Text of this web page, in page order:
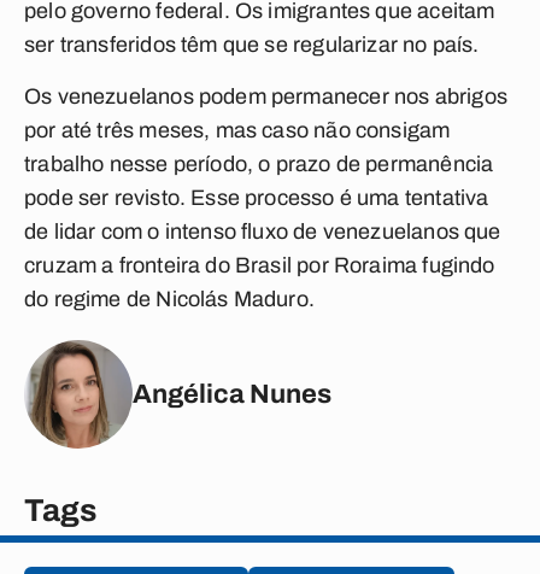
pelo governo federal. Os imigrantes que aceitam
ser transferidos têm que se regularizar no país.
Os venezuelanos podem permanecer nos abrigos
por até três meses, mas caso não consigam
trabalho nesse período, o prazo de permanência
pode ser revisto. Esse processo é uma tentativa
de lidar com o intenso fluxo de venezuelanos que
cruzam a fronteira do Brasil por Roraima fugindo
do regime de Nicolás Maduro.
Angélica Nunes
Tags